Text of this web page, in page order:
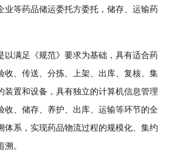
业等药品储运委托方委托，储存、运输药
满足《规范》要求为基础，具有适合药
收、传送、分拣、上架、出库、复核、集
装置和设备，具有独立的计算机信息管理
收、储存、养护、出库、运输等环节的全
体系，实现药品物流过程的规模化、集约
。